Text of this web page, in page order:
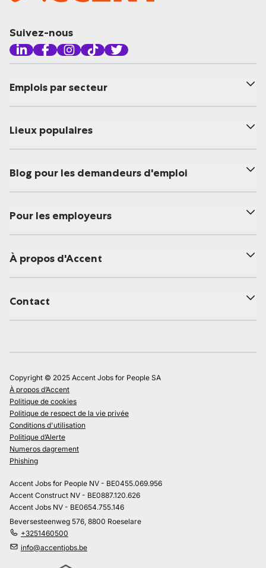
Suivez-nous
Emplois par secteur
Lieux populaires
Blog pour les demandeurs d'emploi
Pour les employeurs
À propos d'Accent
Contact
Copyright © 2025 Accent Jobs for People SA
À propos d’Accent
Politique de cookies
Politique de respect de la vie privée
Conditions d'utilisation
Politique d’Alerte
Numeros dagrement
Phishing
Accent Jobs for People NV - BE0455.069.956
Accent Construct NV - BE0887.120.626
Accent Jobs NV - BE0654.755.146
Beversesteenweg 576, 8800 Roeselare
+3251460500
info@accentjobs.be